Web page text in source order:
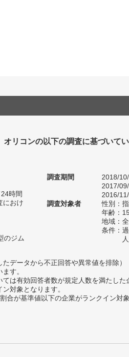
リコンの以下の調査に基づいて
時間
におけ
のジム
調査期間
2018/
2017/
2016/
調査対象者
性別：
年齢：
地域：
条件：
データから不正回答や異常値を排除）
す。
は有効回答者数が規定人数を満たし
対象となります。
が基準値以下の企業がランクイン対象